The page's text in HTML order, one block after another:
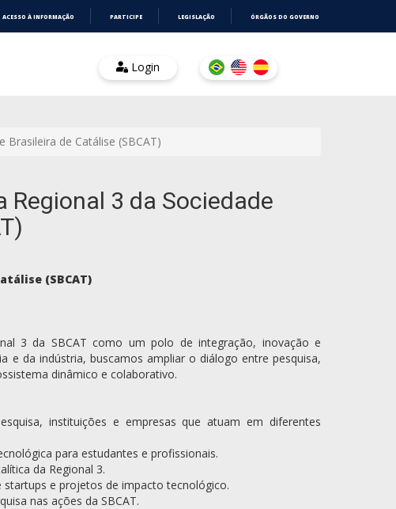
ACESSO À INFORMAÇÃO PARTICIPE LEGISLAÇÃO ÓRGÃOS DO GOVERNO
Login
de Catálise (SBCAT)
Regional 3 da Sociedade
(SBCAT)
3 da SBCAT como um polo de integração, inovação e
e da indústria, buscamos ampliar o diálogo entre pesquisa,
dinâmico e colaborativo.
instituições e empresas que atuam em diferentes
para estudantes e profissionais.
da Regional 3.
e projetos de impacto tecnológico.
nas ações da SBCAT.